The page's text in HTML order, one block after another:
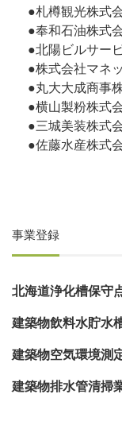
●札樽観光株式
●奉和石油株式
●北陽ビルサー
●株式会社マネ
●丸大大成商事
●横山製粉株式
●三城美装株式
●佐藤水産株式
事業登録
北海道浄化槽保守
建築物飲料水貯水
建築物空気環境測
建築物排水管清掃